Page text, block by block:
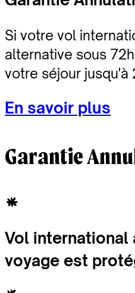
Si votre vol
alternative sous
votre séjour jusqu'à
En savoir plus
Garantie
Vol international
voyage est